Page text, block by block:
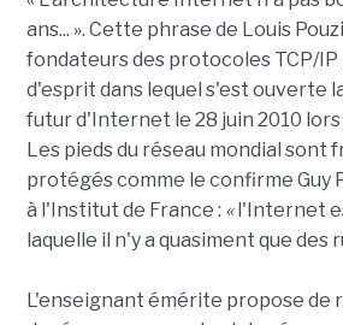
ans... ». Cette phrase de Louis
fondateurs des protocoles TCP/
d'esprit dans lequel s'est ouverte
futur d'Internet le 28 juin 2010 lors
Les pieds du réseau mondial sont
protégés comme le confirme Guy
à l'Institut de France : «l'Internet
laquelle il n'y a quasiment que des
L'enseignant émérite propose de